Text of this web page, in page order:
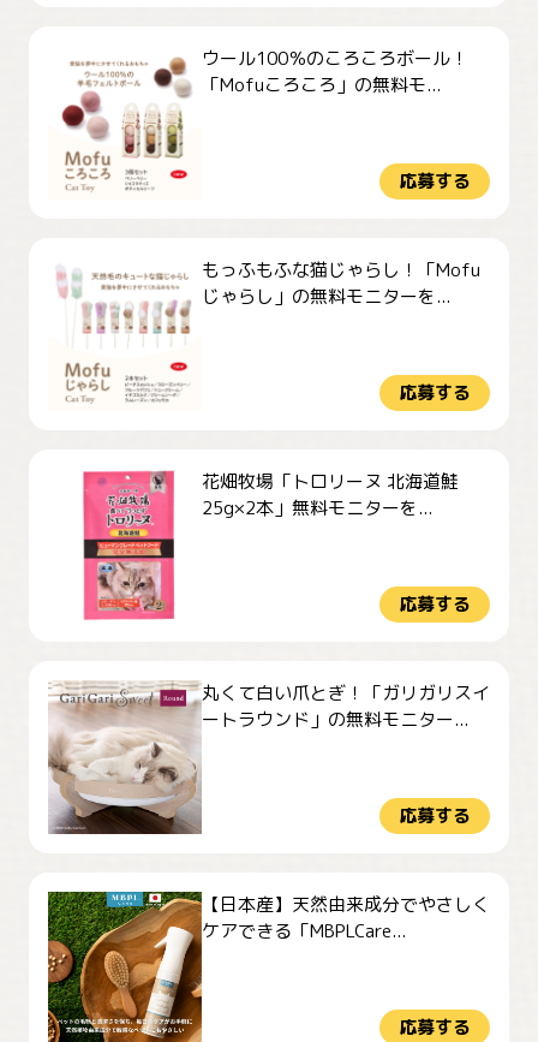
ウール100％のころころボール！
「Mofuころころ」の無料モ...
応募する
もっふもふな猫じゃらし！「Mofu
じゃらし」の無料モニターを...
応募する
花畑牧場「トロリーヌ 北海道鮭
25g×2本」無料モニターを...
応募する
丸くて白い爪とぎ！「ガリガリスイ
ートラウンド」の無料モニター...
応募する
【日本産】天然由来成分でやさしく
ケアできる「MBPLCare...
応募する